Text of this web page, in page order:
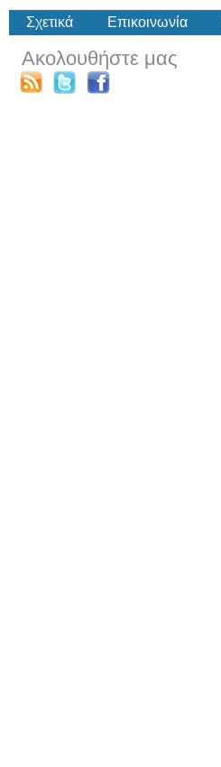
Σχετικά Επικοινωνία
Ακολουθήστε μας